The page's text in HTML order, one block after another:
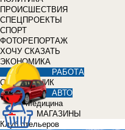
ПРОИСШЕСТВИЯ
СПЕЦПРОЕКТЫ
СПОРТ
ФОТОРЕПОРТАЖ
ХОЧУ СКАЗАТЬ
ЭКОНОМИКА
РАБОТА
СПРАВОЧНИК
АВТО
Медицина
МАГАЗИНЫ
Клуб отельеров